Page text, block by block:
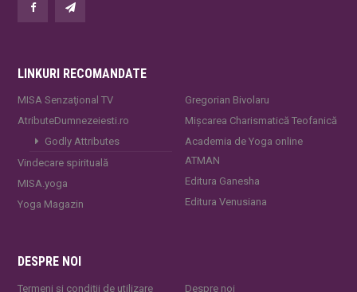
LINKURI RECOMANDATE
MISA Senzaţional TV
AtributeDumnezeiesti.ro
Godly Attributes
Vindecare spirituală
MISA.yoga
Yoga Magazin
Gregorian Bivolaru
Mișcarea Charismatică Teofanică
Academia de Yoga online
ATMAN
Editura Ganesha
Editura Venusiana
DESPRE NOI
Termeni și condiții de utilizare Despre noi